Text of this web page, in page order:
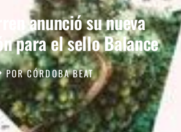
anunció su nueva
para el sello Balance
PORCÓRDOBA BEAT